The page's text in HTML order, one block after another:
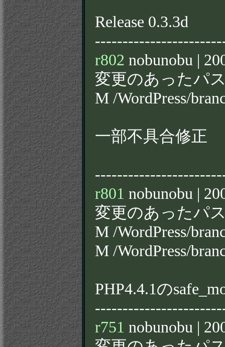
Release 0.3.3d
r802 nobunobu |
変更のあったパ
M /WordPress/
一部不具合修正
r801 nobunobu |
変更のあったパ
M /WordPress/
M /WordPress/
PHP4.4.1の
r751 nobunobu |